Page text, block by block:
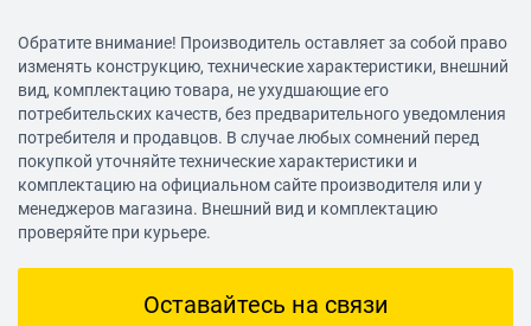
IDE
SATA
количество разъемов SATA 6Gb/s: 4, RAID: 0, 1, 10 на
основе AMD A68H
Слоты расширения
1xPCI-E x16, 1xPCI-E x1, 1xPCI
Обратите внимание! Производитель оставляет за собой право
изменять конструкцию, технические характеристики, внешний
вид, комплектацию товара, не ухудшающие его
потребительских качеств, без предварительного уведомления
потребителя и продавцов. В случае любых сомнений перед
покупкой уточняйте технические характеристики и
комплектацию на официальном сайте производителя или у
менеджеров магазина. Внешний вид и комплектацию
проверяйте при курьере.
Оставайтесь на связи